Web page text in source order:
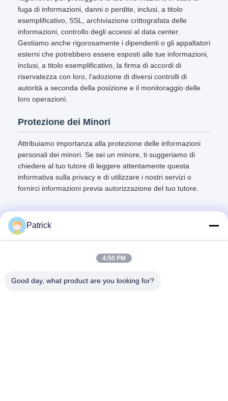
fuga di informazioni, danni o perdite, inclusi, a titolo
esemplificativo, SSL, archiviazione crittografata delle
informazioni, controllo degli accessi al data center.
Gestiamo anche rigorosamente i dipendenti o gli appaltatori
esterni che potrebbero essere esposti alle tue informazioni,
inclusi, a titolo esemplificativo, la firma di accordi di
riservatezza con loro, l'adozione di diversi controlli di
autorità a seconda della posizione e il monitoraggio delle
loro operazioni.
Protezione dei Minori
Attribuiamo importanza alla protezione delle informazioni
personali dei minori. Se sei un minore, ti suggeriamo di
chiedere al tuo tutore di leggere attentamente questa
informativa sulla privacy e di utilizzare i nostri servizi o
fornirci informazioni previa autorizzazione del tuo tutore.
Indirizzo
Patrick
4:50 PM
Good day, what product are you looking for?